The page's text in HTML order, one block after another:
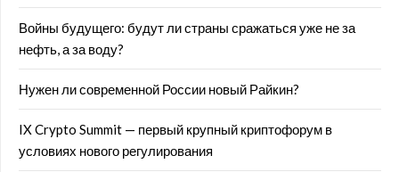
Войны будущего: будут ли страны сражаться уже не за
нефть, а за воду?
Нужен ли современной России новый Райкин?
IX Crypto Summit — первый крупный криптофорум в
условиях нового регулирования